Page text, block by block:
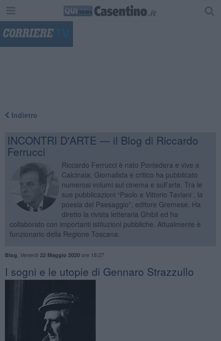
Indietro
INCONTRI D'ARTE — il Blog di Riccardo
Ferrucci
Riccardo Ferrucci è nato Pontedera e vive a
Calcinaia. Giornalista e critico ha pubblicato
numerosi volumi sul cinema e sull’arte. Tra le
sue pubblicazioni “Paolo e Vittorio Taviani , la
poesia del Paesaggio”, editore Gremese. Ha
diretto la rivista letteraria Ghibli ed ha
collaborato con importanti istituzioni pubbliche. Attualmente è
funzionario della Regione Toscana.
Blog Venerdì 22 Maggio 2020ore 18:27
I sogni e le utopie di Gennaro Strazzullo